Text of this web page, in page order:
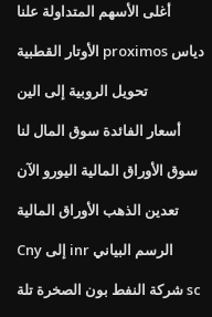
أغلى الأسهم المتداولة علنا
الأوتار القطبية proximos دياس
تحويل الروبية إلى الين
أسعار الفائدة سوق المال لنا
سوق الأوراق المالية اليورو الآن
تعدين الذهب الأوراق المالية
Cny إلى inr الرسم البياني
شركة النفط بون الصخرة تلة sc